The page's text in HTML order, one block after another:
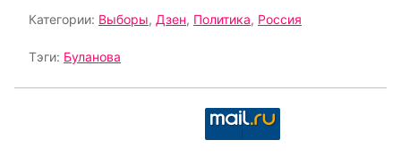
Категории: Выборы, Дзен, Политика, Россия
Тэги: Буланова